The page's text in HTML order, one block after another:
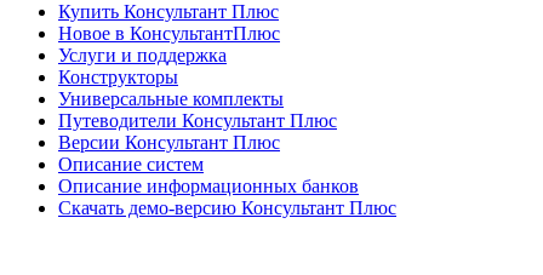
Купить Консультант Плюс
Новое в КонсультантПлюс
Услуги и поддержка
Конструкторы
Универсальные комплекты
Путеводители Консультант Плюс
Версии Консультант Плюс
Описание систем
Описание информационных банков
Скачать демо-версию Консультант Плюс